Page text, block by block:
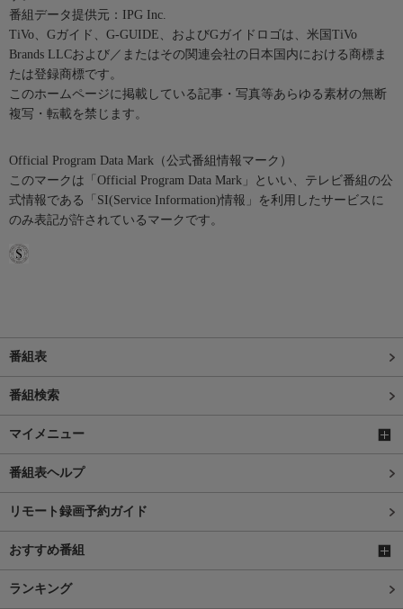
番組データ提供元：IPG Inc.
TiVo、Gガイド、G-GUIDE、およびGガイドロゴは、米国TiVo
Brands LLCおよび／またはその関連会社の日本国内における商標ま
たは登録商標です。
このホームページに掲載している記事・写真等あらゆる素材の無断
複写・転載を禁じます。
Official Program Data Mark（公式番組情報マーク）
このマークは「Official Program Data Mark」といい、テレビ番組の公
式情報である「SI(Service Information)情報」を利用したサービスに
のみ表記が許されているマークです。
番組表
番組検索
マイメニュー
番組表ヘルプ
リモート録画予約ガイド
おすすめ番組
ランキング